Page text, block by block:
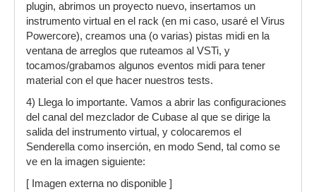
plugin, abrimos un proyecto nuevo, insertamos un
instrumento virtual en el rack (en mi caso, usaré el Virus
Powercore), creamos una (o varias) pistas midi en la
ventana de arreglos que ruteamos al VSTi, y
tocamos/grabamos algunos eventos midi para tener
material con el que hacer nuestros tests.
4) Llega lo importante. Vamos a abrir las configuraciones
del canal del mezclador de Cubase al que se dirige la
salida del instrumento virtual, y colocaremos el
Senderella como inserción, en modo Send, tal como se
ve en la imagen siguiente:
[ Imagen externa no disponible ]